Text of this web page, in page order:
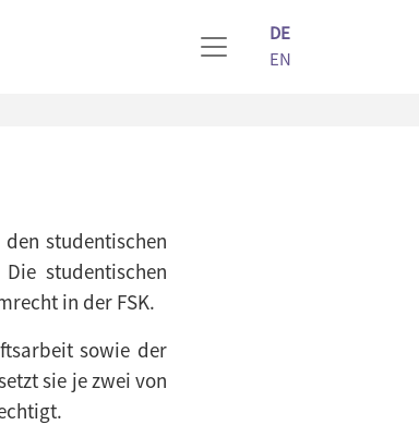
DE
EN
studentischen
studentischen
in der FSK.
sowie der
sie je zwei von